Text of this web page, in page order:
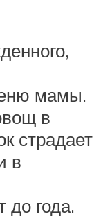
мамы.
в
страдает
в
до года.